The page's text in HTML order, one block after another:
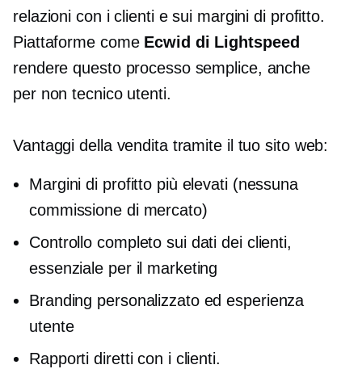
relazioni con i clienti e sui margini di profitto.
Piattaforme come Ecwid di Lightspeed
rendere questo processo semplice, anche
per non tecnicoutenti.
Vantaggi della vendita tramite il tuo sito web:
Margini di profitto più elevati (nessuna
commissione di mercato)
Controllo completo sui dati dei clienti,
essenziale per il marketing
Branding personalizzato ed esperienza
utente
Rapporti diretti con i clienti.